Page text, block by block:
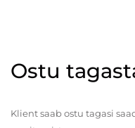
Ostu
Klient saab ostu tagasi